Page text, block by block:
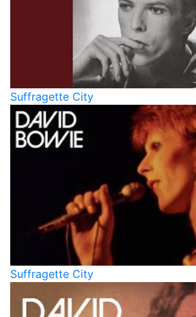
Suffragette City
Suffragette City